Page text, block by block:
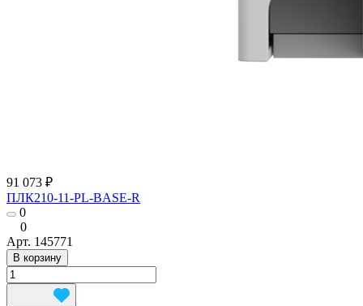
91 073 ₽
ПЛК210-11-PL-BASE-R
0
0
Арт. 145771
В корзину